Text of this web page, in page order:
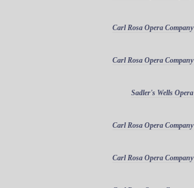
Carl Rosa Opera Company
Carl Rosa Opera Company
Sadler's Wells Opera
Carl Rosa Opera Company
Carl Rosa Opera Company